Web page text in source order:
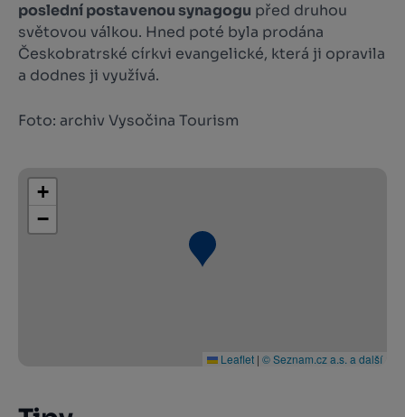
poslední postavenou synagogu před druhou
světovou válkou. Hned poté byla prodána
Českobratrské církvi evangelické, která ji opravila
a dodnes ji využívá.
Foto: archiv Vysočina Tourism
+
−
Leaflet | © Seznam.cz a.s. a další